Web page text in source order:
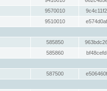
9570010
9510010
585850
585860
587500